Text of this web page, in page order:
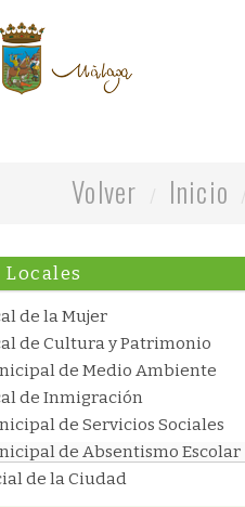
Volver Inicio
de la Mujer
de Cultura y Patrimonio
de Medio Ambiente
de Inmigración
de Servicios Sociales
de Absentismo Escolar
de la Ciudad